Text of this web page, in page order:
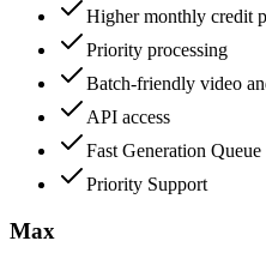
Higher monthly credit
Priority processing
Batch-friendly video
API access
Fast Generation Queue
Priority Support
Max